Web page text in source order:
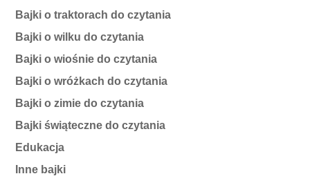
Bajki o traktorach do czytania
Bajki o wilku do czytania
Bajki o wiośnie do czytania
Bajki o wróżkach do czytania
Bajki o zimie do czytania
Bajki świąteczne do czytania
Edukacja
Inne bajki